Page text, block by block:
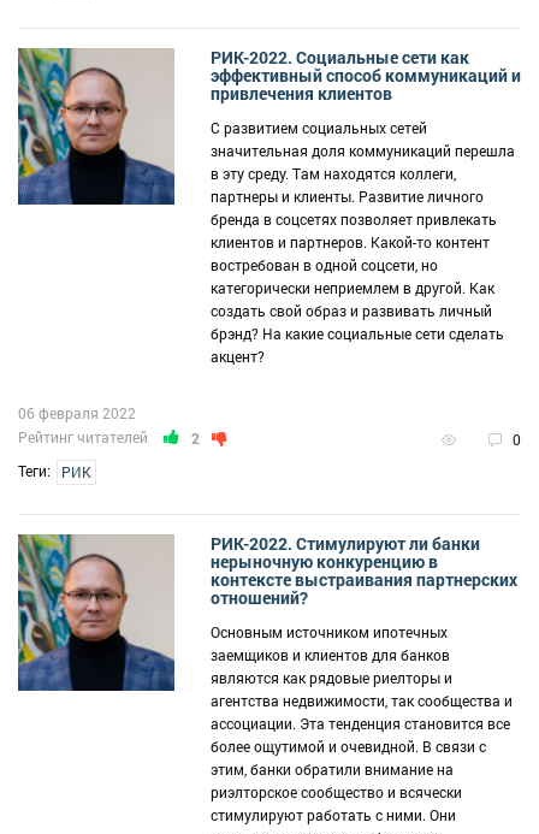
РИК-2022. Социальные сети как
эффективный способ коммуникаций и
привлечения клиентов
С развитием социальных сетей
значительная доля коммуникаций перешла
в эту среду. Там находятся коллеги,
партнеры и клиенты. Развитие личного
бренда в соцсетях позволяет привлекать
клиентов и партнеров. Какой-то контент
востребован в одной соцсети, но
категорически неприемлем в другой. Как
создать свой образ и развивать личный
брэнд? На какие социальные сети сделать
акцент?
Рейтинг читателей 2 0
06 февраля 2022
Теги: РИК
РИК-2022. Стимулируют ли банки
нерыночную конкуренцию в
контексте выстраивания партнерских
отношений?
Основным источником ипотечных
заемщиков и клиентов для банков
являются как рядовые риелторы и
агентства недвижимости, так сообщества и
ассоциации. Эта тенденция становится все
более ощутимой и очевидной. В связи с
этим, банки обратили внимание на
риэлторское сообщество и всячески
стимулируют работать с ними. Они